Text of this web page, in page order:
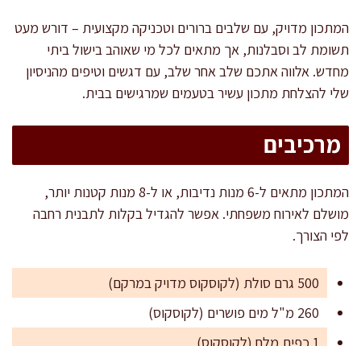
המתכון מדויק, עם שלבים ברורים וטכניקה מקצועית – דורש מעט
תשומת לב וסבלנות, אך מתאים לכל מי שאוהב בישול ביתי
מחדש. אלווה אתכם שלב אחר שלב, עם דגשים וטיפים מהניסיון
שלי להצלחת מתכון עשיר בטעמים שמרגישים בבית.
מרכיבים
המתכון מתאים ל-6 מנות נדיבות, או ל-8 מנות קטנות יותר,
מושלם לאירוח משפחתי. אפשר להגדיל בקלות לתבנית רחבה
לפי הצורך.
500 גרם סולת (לקוסקוס מדויק במרקם)
260 מ"ל מים פושרים (לקוסקוס)
1 כפית מלח (לקוסקוס)